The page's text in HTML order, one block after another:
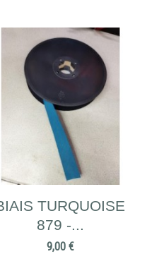
TURQUOISE
879 -...
Prix
9,00 €